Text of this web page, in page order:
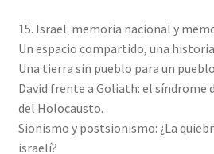
15. Israel: memoria nacional y
Un espacio compartido, una
Una tierra sin pueblo para un
David frente a Goliath: el síndrome
del Holocausto.
Sionismo y postsionismo: ¿La
israelí?